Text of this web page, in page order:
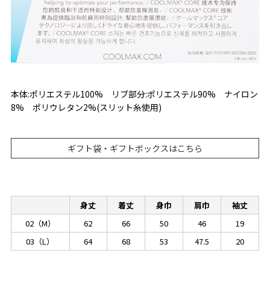
本体:ポリエステル100% リブ部分:ポリエステル90% ナイロン
8% ポリウレタン2%(スリット糸使用)
ギフト袋・ギフトボックスはこちら
身丈 着丈 身巾 肩巾
袖丈
02（M）
62 66 50 46
19
03（L）
64 68 53 47.5 20